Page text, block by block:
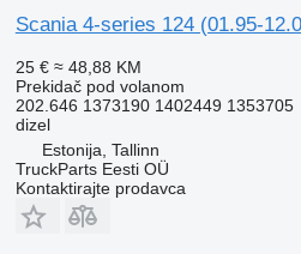
Scania 4-series 124 (01.95-
25 € ≈ 48,88 KM
Prekidač pod volanom
202.646 1373190 1402449 1353705
dizel
Estonija, Tallinn
TruckParts Eesti OÜ
Kontaktirajte prodavca